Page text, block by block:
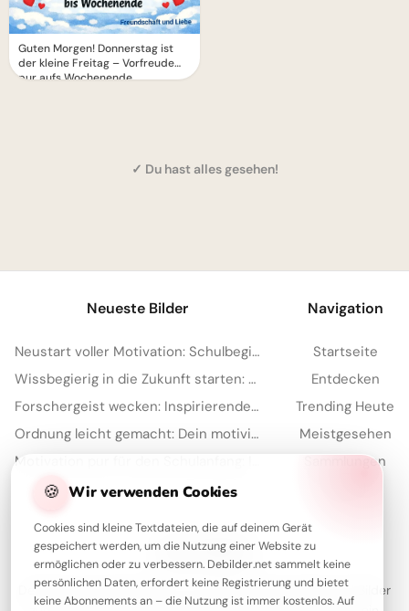
Guten Morgen! Donnerstag ist
der kleine Freitag – Vorfreude
pur aufs Wochenende
✓ Du hast alles gesehen!
🍪 Wir verwenden Cookies
Cookies sind kleine Textdateien, die auf deinem Gerät
gespeichert werden, um die Nutzung einer Website zu
ermöglichen oder zu verbessern. Debilder.net sammelt keine
persönlichen Daten, erfordert keine Registrierung und bietet
keine Abonnements an – die Nutzung ist immer kostenlos. Auf
Neueste Bilder
Neustart voller Motivation: Schulbeginn inspirieren und auf TikTok verbreiten!
Wissbegierig in die Zukunft starten: Dein 'Lesen bildet' Bild für Snapchat
Forschergeist wecken: Inspirierende Schulstart-Bilder für Facebook
Ordnung leicht gemacht: Dein motivierender Spruch für Instagram zum Schulstart!
Navigation
Startseite
Entdecken
Trending Heute
Meistgesehen
Sammlungen
Über Debilder
Debilder ist deine Plattform für die schönsten Grüße und Bilder